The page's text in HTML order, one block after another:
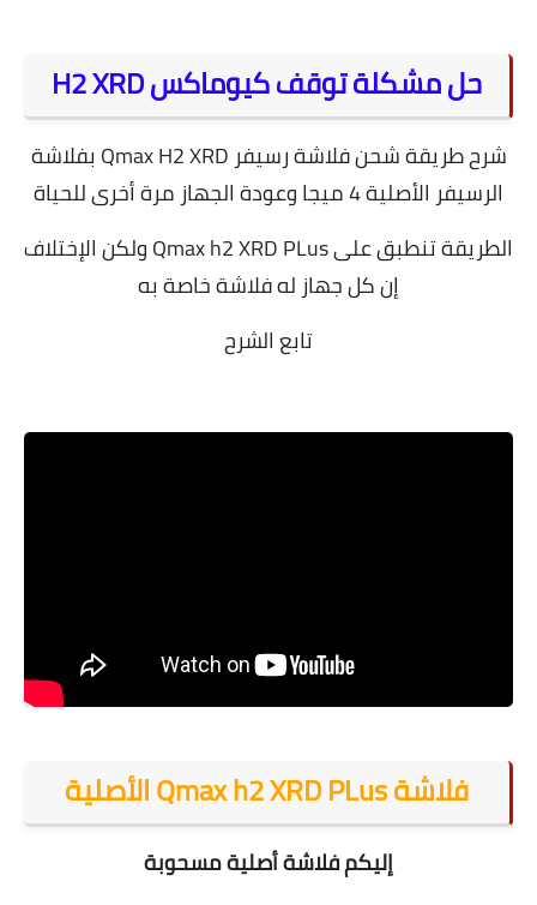
حل مشكلة توقف كيوماكس H2 XRD
شرح طريقة شحن فلاشة رسيفر Qmax H2 XRD بفلاشة
الرسيفر الأصلية 4 ميجا وعودة الجهاز مرة أخرى للحياة
الطريقة تنطبق على Qmax h2 XRD PLus ولكن الإختلاف
إن كل جهاز له فلاشة خاصة به
تابع الشرح
فلاشة Qmax h2 XRD PLus الأصلية
إليكم فلاشة أصلية مسحوبة